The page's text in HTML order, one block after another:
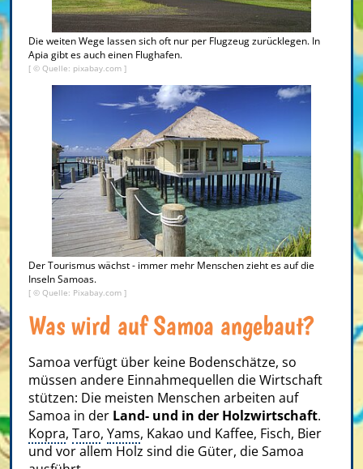
Die weiten Wege lassen sich oft nur per Flugzeug zurücklegen. In
Apia gibt es auch einen Flughafen.
[ © Quelle: pixabay.com ]
Der Tourismus wächst - immer mehr Menschen zieht es auf die
Inseln Samoas.
[ © Quelle: Pixabay.com ]
Was wird auf Samoa angebaut?
Samoa verfügt über keine Bodenschätze, so
müssen andere Einnahmequellen die Wirtschaft
stützen: Die meisten Menschen arbeiten auf
Samoa in der Land- und in der Holzwirtschaft.
Kopra, Taro, Yams, Kakao und Kaffee, Fisch, Bier
und vor allem Holz sind die Güter, die Samoa